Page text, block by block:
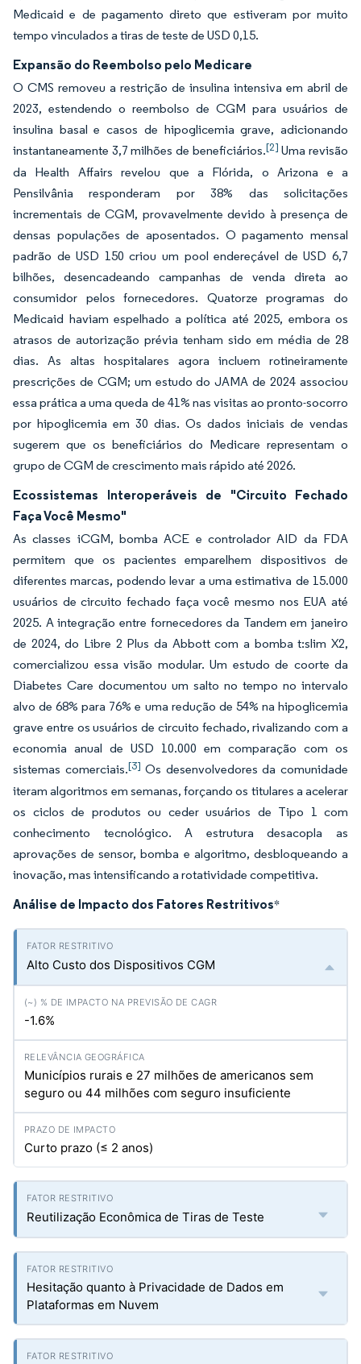
Medicaid e de pagamento direto que estiveram por muito
tempo vinculados a tiras de teste de USD 0,15.
Expansão do Reembolso pelo Medicare
O CMS removeu a restrição de insulina intensiva em abril de
2023, estendendo o reembolso de CGM para usuários de
insulina basal e casos de hipoglicemia grave, adicionando
instantaneamente 3,7 milhões de beneficiários.[2] Uma revisão
da Health Affairs revelou que a Flórida, o Arizona e a
Pensilvânia responderam por 38% das solicitações
incrementais de CGM, provavelmente devido à presença de
densas populações de aposentados. O pagamento mensal
padrão de USD 150 criou um pool endereçável de USD 6,7
bilhões, desencadeando campanhas de venda direta ao
consumidor pelos fornecedores. Quatorze programas do
Medicaid haviam espelhado a política até 2025, embora os
atrasos de autorização prévia tenham sido em média de 28
dias. As altas hospitalares agora incluem rotineiramente
prescrições de CGM; um estudo do JAMA de 2024 associou
essa prática a uma queda de 41% nas visitas ao pronto-socorro
por hipoglicemia em 30 dias. Os dados iniciais de vendas
sugerem que os beneficiários do Medicare representam o
grupo de CGM de crescimento mais rápido até 2026.
Ecossistemas Interoperáveis de "Circuito Fechado
Faça Você Mesmo"
As classes iCGM, bomba ACE e controlador AID da FDA
permitem que os pacientes emparelhem dispositivos de
diferentes marcas, podendo levar a uma estimativa de 15.000
usuários de circuito fechado faça você mesmo nos EUA até
2025. A integração entre fornecedores da Tandem em janeiro
de 2024, do Libre 2 Plus da Abbott com a bomba t:slim X2,
comercializou essa visão modular. Um estudo de coorte da
Diabetes Care documentou um salto no tempo no intervalo
alvo de 68% para 76% e uma redução de 54% na hipoglicemia
grave entre os usuários de circuito fechado, rivalizando com a
economia anual de USD 10.000 em comparação com os
sistemas comerciais.[3] Os desenvolvedores da comunidade
iteram algoritmos em semanas, forçando os titulares a acelerar
os ciclos de produtos ou ceder usuários de Tipo 1 com
conhecimento tecnológico. A estrutura desacopla as
aprovações de sensor, bomba e algoritmo, desbloqueando a
inovação, mas intensificando a rotatividade competitiva.
Análise de Impacto dos Fatores Restritivos*
Alto Custo dos Dispositivos CGM
-1.6%
Municípios rurais e 27 milhões de americanos sem
seguro ou 44 milhões com seguro insuficiente
Curto prazo (≤ 2 anos)
Reutilização Econômica de Tiras de Teste
Hesitação quanto à Privacidade de Dados em
Plataformas em Nuvem